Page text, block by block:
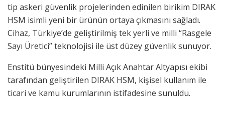
tip askeri güvenlik projelerinden edinilen birikim DIRAK
HSM isimli yeni bir ürünün ortaya çıkmasını sağladı.
Cihaz, Türkiye’de geliştirilmiş tek yerli ve milli “Rasgele
Sayı Üretici” teknolojisi ile üst düzey güvenlik sunuyor.
Enstitü bünyesindeki Milli Açık Anahtar Altyapısı ekibi
tarafından geliştirilen DIRAK HSM, kişisel kullanım ile
ticari ve kamu kurumlarının istifadesine sunuldu.